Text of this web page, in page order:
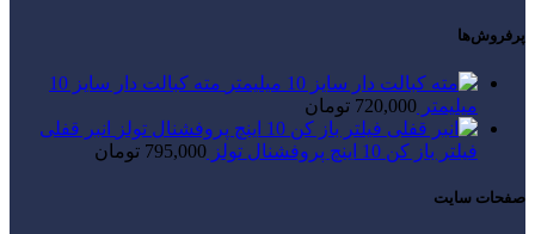
پرفروش‌ها
مته کبالت دار سایز 10
میلیمتر 720,000 تومان
انبر قفلی
فیلتر باز کن 10 اینچ پروفشنال تولز
795,000 تومان
صفحات سایت